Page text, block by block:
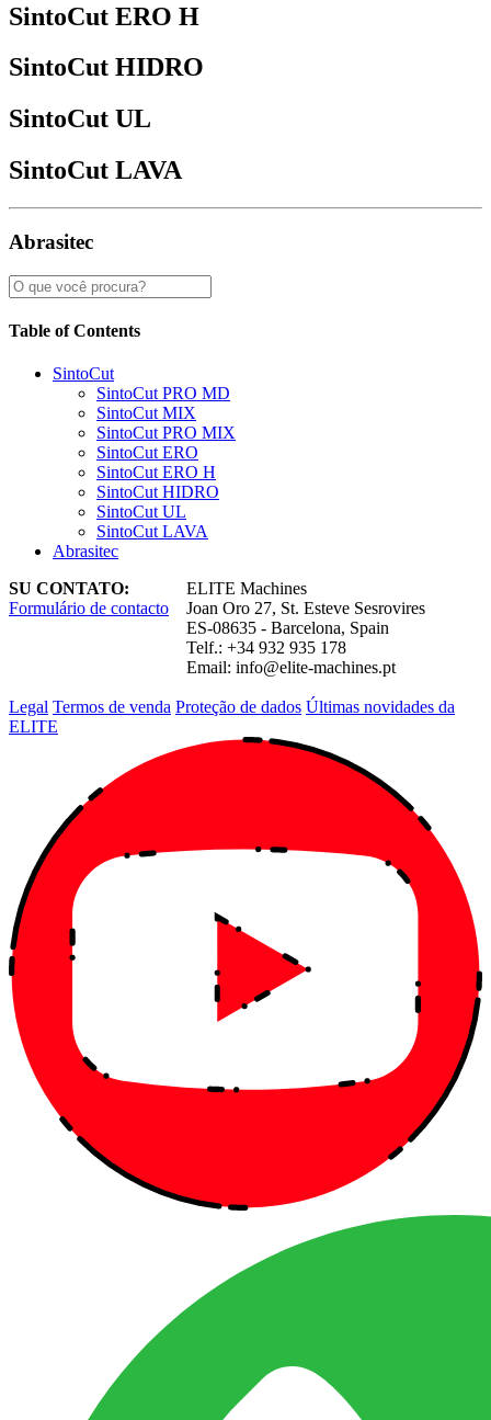
SintoCut ERO H
SintoCut HIDRO
SintoCut UL
SintoCut LAVA
Abrasitec
Table of Contents
SintoCut
SintoCut PRO MD
SintoCut MIX
SintoCut PRO MIX
SintoCut ERO
SintoCut ERO H
SintoCut HIDRO
SintoCut UL
SintoCut LAVA
Abrasitec
SU CONTATO:
Formulário de contacto
ELITE Machines
Joan Oro 27, St. Esteve Sesrovires
ES-08635 - Barcelona, Spain
Telf.: +34 932 935 178
Email: info@elite-machines.pt
Legal Termos de venda Proteção de dados Últimas novidades da
ELITE